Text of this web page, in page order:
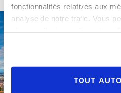
fonctionnalités relatives aux
analyse de notre trafic. Vous
TOUT